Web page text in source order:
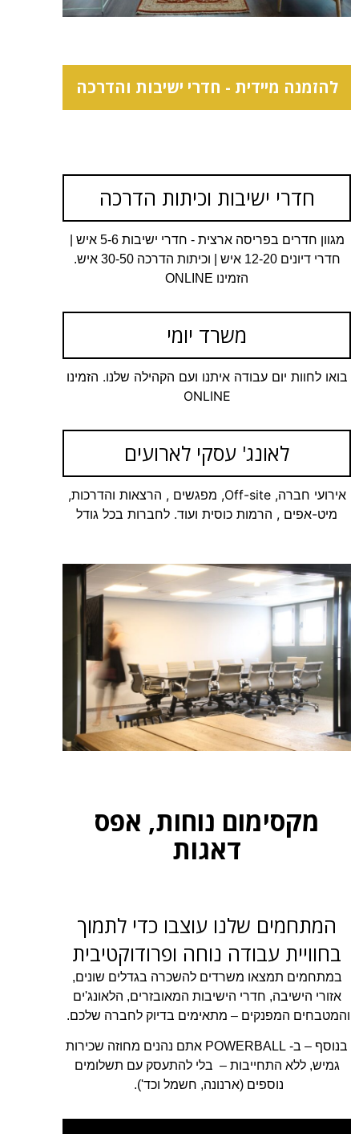
להזמנה מיידית - חדרי ישיבות והדרכה
חדרי ישיבות וכיתות הדרכה
מגוון חדרים בפריסה ארצית - חדרי ישיבות 5-6 איש |
חדרי דיונים 12-20 איש | וכיתות הדרכה 30-50 איש.
הזמינו ONLINE
משרד יומי
בואו לחוות יום עבודה איתנו ועם הקהילה שלנו. הזמינו
ONLINE
לאונג' עסקי לארועים
אירועי חברה, Off-site, מפגשים , הרצאות והדרכות,
מיט-אפים , הרמות כוסית ועוד. לחברות בכל גודל
מקסימום נוחות, אפס
דאגות
המתחמים שלנו עוצבו כדי לתמוך
בחוויית עבודה נוחה ופרודוקטיבית
במתחמים תמצאו משרדים להשכרה בגדלים שונים,
אזורי הישיבה, חדרי הישיבות המאובזרים, הלאונג'ים
והמטבחים המפנקים – מתאימים בדיוק לחברה שלכם.
בנוסף – ב- POWERBALL אתם נהנים מחוזה שכירות
גמיש, ללא התחייבות – בלי להתעסק עם תשלומים
נוספים (ארנונה, חשמל וכד').